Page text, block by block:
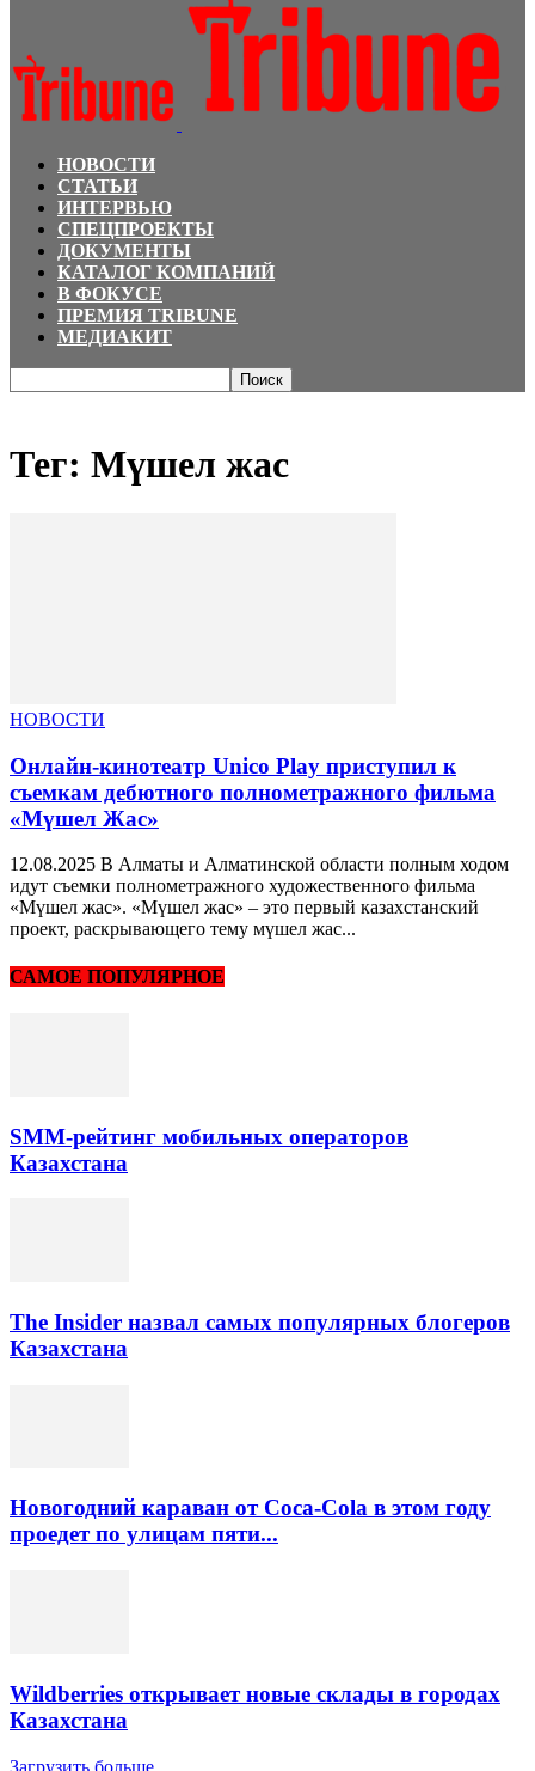
НОВОСТИ
СТАТЬИ
ИНТЕРВЬЮ
СПЕЦПРОЕКТЫ
ДОКУМЕНТЫ
КАТАЛОГ КОМПАНИЙ
В ФОКУСЕ
ПРЕМИЯ TRIBUNE
МЕДИАКИТ
Тег: Мүшел жас
НОВОСТИ
Онлайн-кинотеатр Unico Play приступил к
съемкам дебютного полнометражного фильма
«Мүшел Жас»
12.08.2025 В Алматы и Алматинской области полным ходом
идут съемки полнометражного художественного фильма
«Мүшел жас». «Мүшел жас» – это первый казахстанский
проект, раскрывающего тему мүшел жас...
САМОЕ ПОПУЛЯРНОЕ
SMM-рейтинг мобильных операторов
Казахстана
The Insider назвал самых популярных блогеров
Казахстана
Новогодний караван от Coca-Cola в этом году
проедет по улицам пяти...
Wildberries открывает новые склады в городах
Казахстана
Загрузить больше